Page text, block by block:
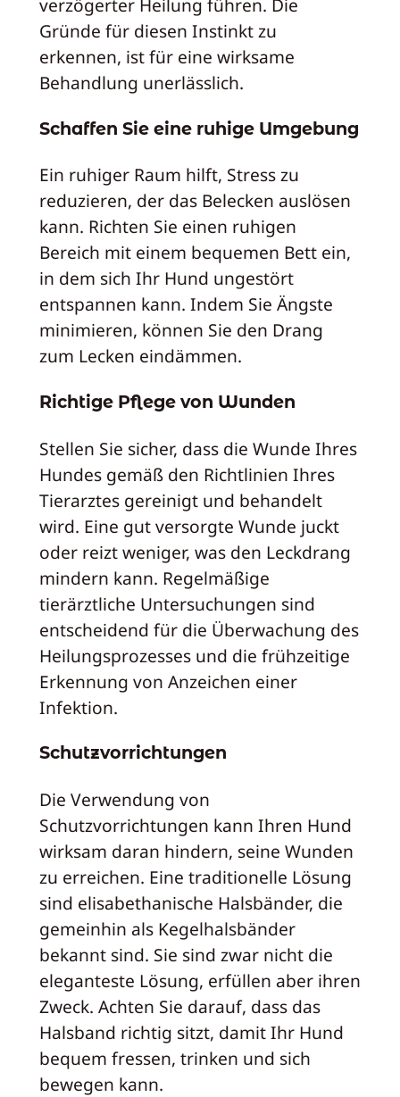
verzögerter Heilung führen. Die
Gründe für diesen Instinkt zu
erkennen, ist für eine wirksame
Behandlung unerlässlich.
Schaffen Sie eine ruhige Umgebung
Ein ruhiger Raum hilft, Stress zu
reduzieren, der das Belecken auslösen
kann. Richten Sie einen ruhigen
Bereich mit einem bequemen Bett ein,
in dem sich Ihr Hund ungestört
entspannen kann. Indem Sie Ängste
minimieren, können Sie den Drang
zum Lecken eindämmen.
Richtige Pflege von Wunden
Stellen Sie sicher, dass die Wunde Ihres
Hundes gemäß den Richtlinien Ihres
Tierarztes gereinigt und behandelt
wird. Eine gut versorgte Wunde juckt
oder reizt weniger, was den Leckdrang
mindern kann. Regelmäßige
tierärztliche Untersuchungen sind
entscheidend für die Überwachung des
Heilungsprozesses und die frühzeitige
Erkennung von Anzeichen einer
Infektion.
Schutzvorrichtungen
Die Verwendung von
Schutzvorrichtungen kann Ihren Hund
wirksam daran hindern, seine Wunden
zu erreichen. Eine traditionelle Lösung
sind elisabethanische Halsbänder, die
gemeinhin als Kegelhalsbänder
bekannt sind. Sie sind zwar nicht die
eleganteste Lösung, erfüllen aber ihren
Zweck. Achten Sie darauf, dass das
Halsband richtig sitzt, damit Ihr Hund
bequem fressen, trinken und sich
bewegen kann.